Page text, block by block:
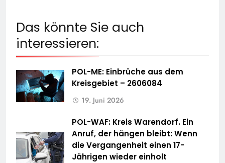
Das könnte Sie auch
interessieren:
POL-ME: Einbrüche aus dem
Kreisgebiet – 2606084
19. Juni 2026
POL-WAF: Kreis Warendorf. Ein
Anruf, der hängen bleibt: Wenn
die Vergangenheit einen 17-
Jährigen wieder einholt